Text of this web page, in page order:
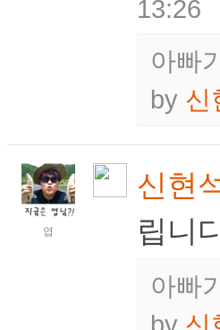
13:26
아빠
by 신
엽
신현
립니
아빠